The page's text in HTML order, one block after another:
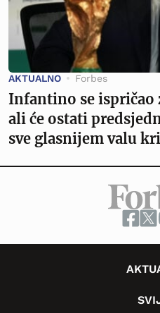
AKTUALNO Forbes
Infantino se ispričao
ali će ostati
sve glasnijem valu